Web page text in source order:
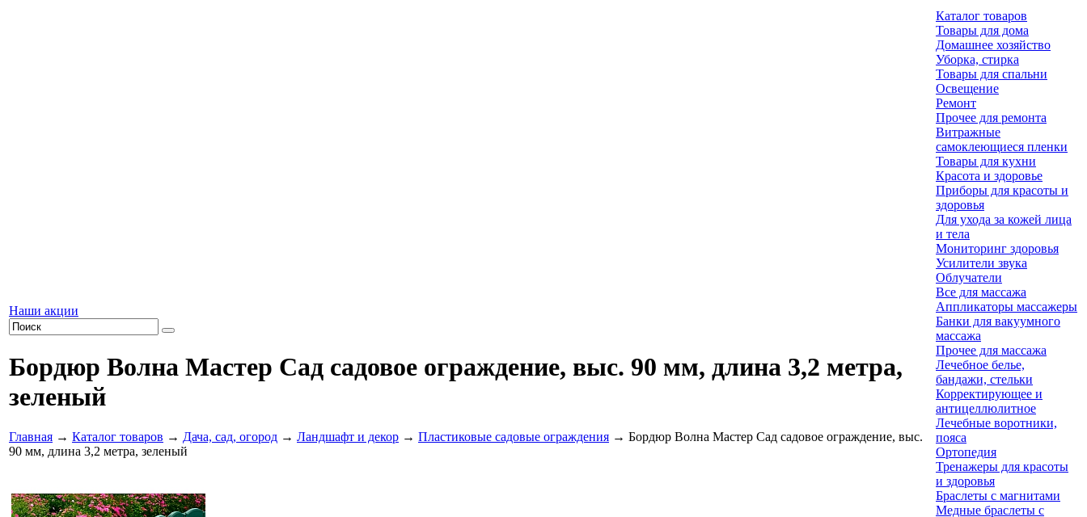
Наши акции
Бордюр Волна Мастер Сад садовое ограждение, выс. 90 мм, длина 3,2 метра,
зеленый
Главная → Каталог товаров → Дача, сад, огород → Ландшафт и декор → Пластиковые садовые ограждения → Бордюр Волна Мастер Сад садовое ограждение, выс.
90 мм, длина 3,2 метра, зеленый
Каталог товаров
Товары для дома
Домашнее хозяйство
Уборка, стирка
Товары для спальни
Освещение
Ремонт
Прочее для ремонта
Витражные
самоклеющиеся пленки
Товары для кухни
Красота и здоровье
Приборы для красоты и
здоровья
Для ухода за кожей лица
и тела
Мониторинг здоровья
Усилители звука
Облучатели
Все для массажа
Аппликаторы массажеры
Банки для вакуумного
массажа
Прочее для массажа
Лечебное белье,
бандажи, стельки
Корректирующее и
антицеллюлитное
Лечебные воротники,
пояса
Ортопедия
Тренажеры для красоты
и здоровья
Браслеты с магнитами
Медные браслеты с